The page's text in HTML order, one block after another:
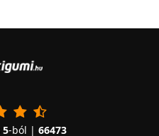
5-ból | 66473